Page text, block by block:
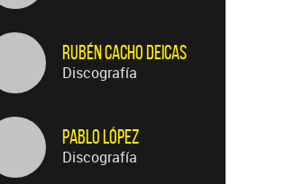
Rubén Cacho Deicas
Discografía
Pablo López
Discografía